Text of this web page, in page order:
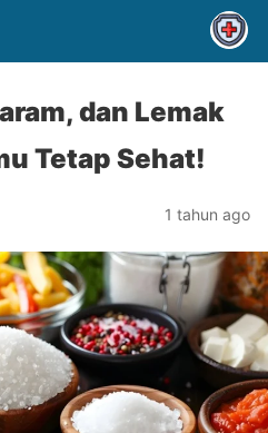
dan Lemak
Tetap Sehat!
1 tahun ago